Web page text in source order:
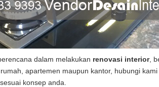
dalam melakukan renovasi interior,
apartemen maupun kantor, hubungi
konsep anda.